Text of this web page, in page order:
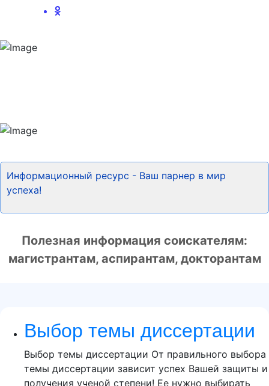
Информационный ресурс - Ваш парнер в мир
успеха!
Полезная информация соискателям:
магистрантам, аспирантам, докторантам
Выбор темы диссертации
Выбор темы диссертации От правильного выбора
темы диссертации зависит успех Вашей защиты и
получения ученой степени! Ее нужно выбирать